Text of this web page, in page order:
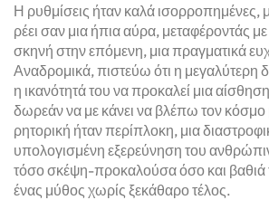
Η ρυθμίσεις ήταν καλά ισορροπημένες,
ρέει σαν μια ήπια αύρα, μεταφέροντάς
σκηνή στην επόμενη, μια πραγματικά
Αναδρομικά, πιστεύω ότι η μεγαλύτερη
η ικανότητά του να προκαλεί μια
δωρεάν να με κάνει να βλέπω τον κόσμο
ρητορική ήταν περίπλοκη, μια
υπολογισμένη εξερεύνηση του
τόσο σκέψη-προκαλούσα όσο και
ένας μύθος χωρίς ξεκάθαρο τέλος.